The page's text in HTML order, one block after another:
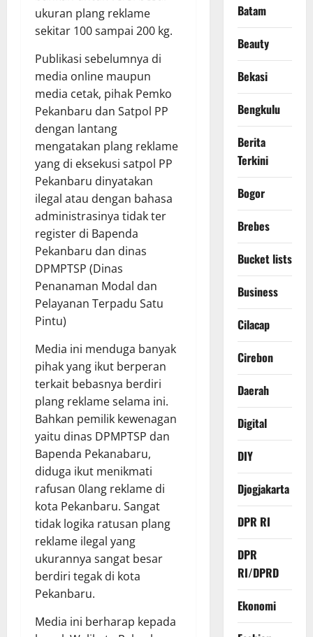
ukuran plang reklame
sekitar 100 sampai 200 kg.
Publikasi sebelumnya di
media online maupun
media cetak, pihak Pemko
Pekanbaru dan Satpol PP
dengan lantang
mengatakan plang reklame
yang di eksekusi satpol PP
Pekanbaru dinyatakan
ilegal atau dengan bahasa
administrasinya tidak ter
register di Bapenda
Pekanbaru dan dinas
DPMPTSP (Dinas
Penanaman Modal dan
Pelayanan Terpadu Satu
Pintu)
Media ini menduga banyak
pihak yang ikut berperan
terkait bebasnya berdiri
plang reklame selama ini.
Bahkan pemilik kewenagan
yaitu dinas DPMPTSP dan
Bapenda Pekanabaru,
diduga ikut menikmati
rafusan 0lang reklame di
kota Pekanbaru. Sangat
tidak logika ratusan plang
reklame ilegal yang
ukurannya sangat besar
berdiri tegak di kota
Pekanbaru.
Media ini berharap kepada
Batam
Beauty
Bekasi
Bengkulu
Berita
Terkini
Bogor
Brebes
Bucket lists
Business
Cilacap
Cirebon
Daerah
Digital
DIY
Djogjakarta
DPR RI
DPR
RI/DPRD
Ekonomi